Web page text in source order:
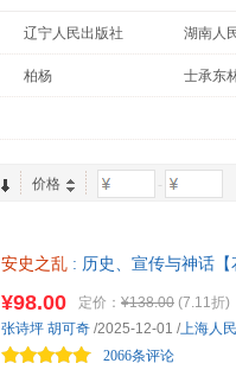
辽宁人民出版社
湖南人
华文出版社
重庆出
北京大学出版社
百花洲文艺出版社
长江文
民主与建设出版社
上海辞
中国大百科全书出版社
浙江教
新星出版社
中国地
红旗出版社
柏杨
士承东
韩昇
蒙曼
价格 -
安史之乱 : 历史、宣传与神话【
衬，飞机盒+珍珠棉双重防护
¥98.00 定价： ¥138.00 (7.11折)
2066条评论
张诗坪 胡可奇 /2025-12-01 /上海人